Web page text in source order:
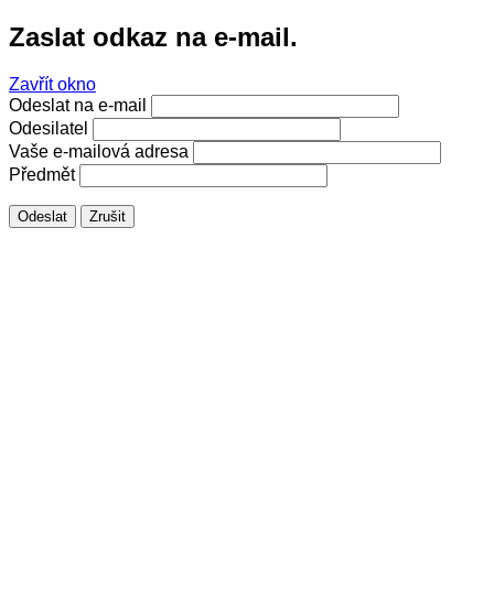
Zaslat odkaz na e-mail.
Zavřít okno
Odeslat na e-mail
Odesilatel
Vaše e-mailová adresa
Předmět
Odeslat Zrušit